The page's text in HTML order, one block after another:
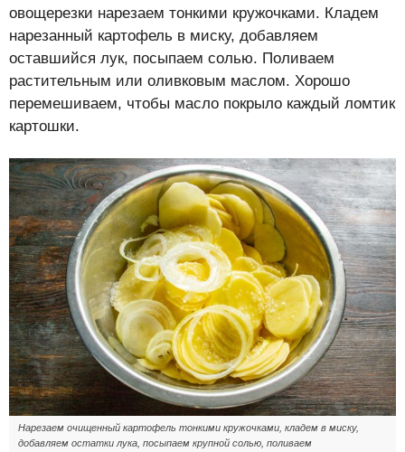
овощерезки нарезаем тонкими кружочками. Кладем
нарезанный картофель в миску, добавляем
оставшийся лук, посыпаем солью. Поливаем
растительным или оливковым маслом. Хорошо
перемешиваем, чтобы масло покрыло каждый ломтик
картошки.
Нарезаем очищенный картофель тонкими кружочками, кладем в миску,
добавляем остатки лука, посыпаем крупной солью, поливаем